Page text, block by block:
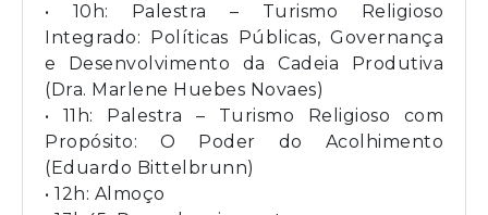
• 10h: Palestra – Turismo Religioso
Integrado: Políticas Públicas, Governança
e Desenvolvimento da Cadeia Produtiva
(Dra. Marlene Huebes Novaes)
• 11h: Palestra – Turismo Religioso com
Propósito: O Poder do Acolhimento
(Eduardo Bittelbrunn)
• 12h: Almoço